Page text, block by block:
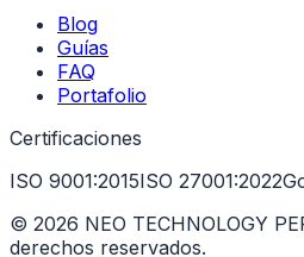
Blog
Guías
FAQ
Portafolio
Certificaciones
ISO 9001:2015ISO 27001:2022
© 2026 NEO TECHNOLOGY
derechos reservados.